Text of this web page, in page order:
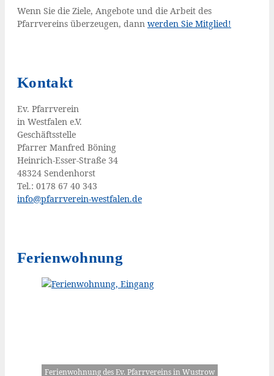
Wenn Sie die Ziele, Angebote und die Arbeit des
Pfarrvereins überzeugen, dann werden Sie Mitglied!
Kontakt
Ev. Pfarr­ver­ein
in West­fa­len e.V.
Geschäftsstelle
Pfar­rer Man­fred Böning
Hein­rich-Esser-Stra­ße 34
48324 Sendenhorst
Tel.: 0178 67 40 343
info@​pfarrverein-​westfalen.​de
Ferienwohnung
Feri­en­woh­nung des Ev. Pfarr­ver­eins in Wustrow